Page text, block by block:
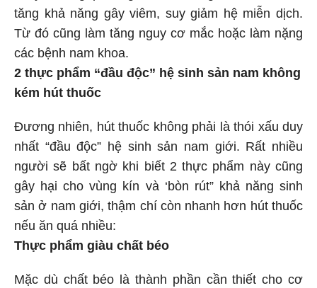
tăng khả năng gây viêm, suy giảm hệ miễn dịch.
Từ đó cũng làm tăng nguy cơ mắc hoặc làm nặng
các bệnh nam khoa.
2 thực phẩm “đầu độc” hệ sinh sản nam không
kém hút thuốc
Đương nhiên, hút thuốc không phải là thói xấu duy
nhất “đầu độc” hệ sinh sản nam giới. Rất nhiều
người sẽ bất ngờ khi biết 2 thực phẩm này cũng
gây hại cho vùng kín và ‘bòn rút” khả năng sinh
sản ở nam giới, thậm chí còn nhanh hơn hút thuốc
nếu ăn quá nhiều:
Thực phẩm giàu chất béo
Mặc dù chất béo là thành phần cần thiết cho cơ